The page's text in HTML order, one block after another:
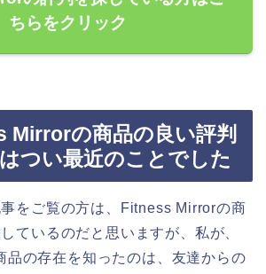
ちらをクリック
Mirrorの商品の良い評判
つい最近のことでした
をご覧の方は、Fitness Mirrorの商
ているのだと思いますが、私が、
品の存在を知ったのは、友達からの